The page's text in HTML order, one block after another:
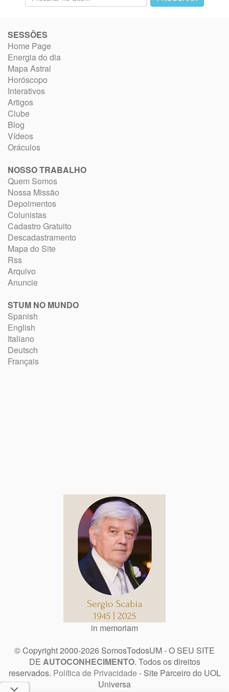
SESSÕES
Home Page
Energia do dia
Mapa Astral
Horóscopo
Interativos
Artigos
Clube
Blog
Vídeos
Oráculos
NOSSO TRABALHO
Quem Somos
Nossa Missão
Depoimentos
Colunistas
Cadastro Gratuito
Descadastramento
Mapa do Site
Rss
Arquivo
Anuncie
STUM NO MUNDO
Spanish
English
Italiano
Deutsch
Français
in memoriam
© Copyright 2000-2026 SomosTodosUM - O SEU SITE
DE AUTOCONHECIMENTO. Todos os direitos
reservados. Política de Privacidade - Site Parceiro do UOL
Universa